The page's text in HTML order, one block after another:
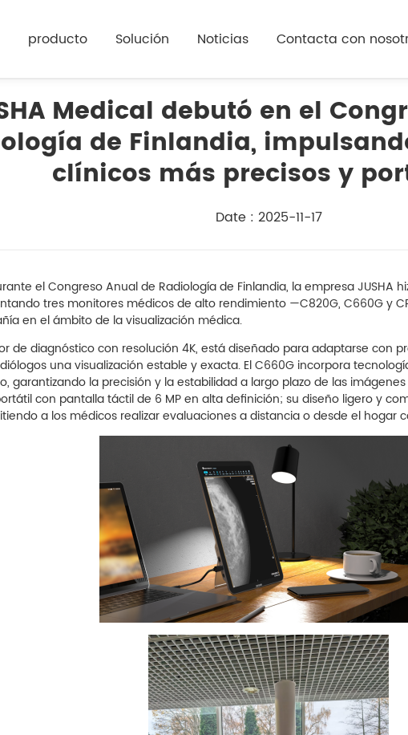
producto Solución Noticias Contacta con
Medical debutó en el
de Finlandia,
clínicos más precisos y
Date : 2025-11-17
el Congreso Anual de Radiología de Finlandia, la empresa JUSHA
tres monitores médicos de alto rendimiento —C820G, C660G y
en el ámbito de la visualización médica.
diagnóstico con resolución 4K, está diseñado para adaptarse con
una visualización estable y exacta. El C660G incorpora
garantizando la precisión y la estabilidad a largo plazo de las
con pantalla táctil de 6 MP en alta definición; su diseño ligero y
a los médicos realizar evaluaciones a distancia o desde el hogar